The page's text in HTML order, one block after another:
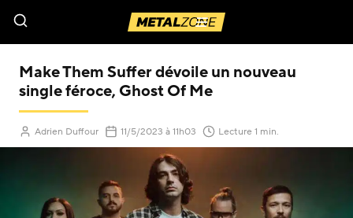
Menu
Make Them Suffer dévoile un nouveau
single féroce, Ghost Of Me
Adrien Duffour 11/5/2023 (Mis à jour le )
à 11h03 Lecture 1 min.